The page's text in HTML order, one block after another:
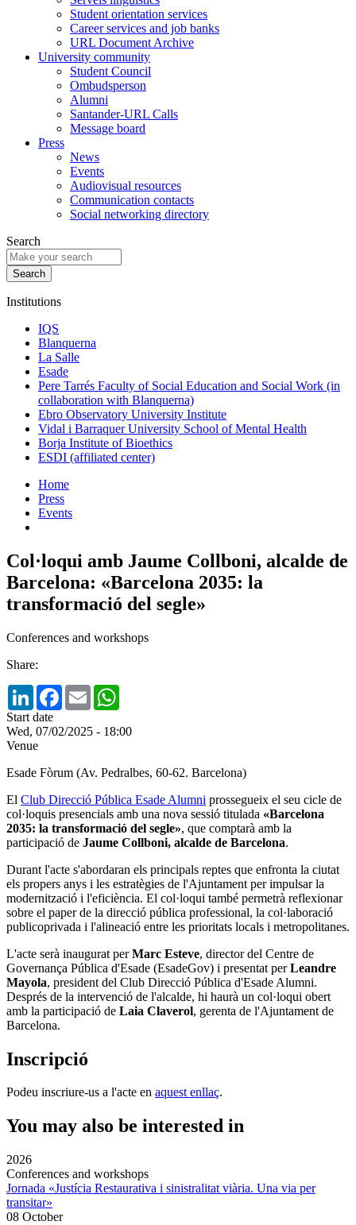
Student orientation services
Career services and job banks
URL Document Archive
University community
Student Council
Ombudsperson
Alumni
Santander-URL Calls
Message board
Press
News
Events
Audiovisual resources
Communication contacts
Social networking directory
Search
Institutions
IQS
Blanquerna
La Salle
Esade
Pere Tarrés Faculty of Social Education and Social Work (in
collaboration with Blanquerna)
Ebro Observatory University Institute
Vidal i Barraquer University School of Mental Health
Borja Institute of Bioethics
ESDI (affiliated center)
Home
Press
Events
Col·loqui amb Jaume Collboni, alcalde de
Barcelona: «Barcelona 2035: la
transformació del segle»
Conferences and workshops
Share:
LinkedInFacebook
Email
Start date
Wed, 07/02/2025 - 18:00
Venue
Esade Fòrum (Av. Pedralbes, 60-62. Barcelona)
El Club Direcció Pública Esade Alumni prossegueix el seu cicle de
col·loquis presencials amb una nova sessió titulada «Barcelona
2035: la transformació del segle», que comptarà amb la
participació de Jaume Collboni, alcalde de Barcelona.
Durant l'acte s'abordaran els principals reptes que enfronta la ciutat
els propers anys i les estratègies de l'Ajuntament per impulsar la
modernització i l'eficiència. El col·loqui també permetrà reflexionar
sobre el paper de la direcció pública professional, la col·laboració
publicoprivada i l'alineació entre les prioritats locals i metropolitanes.
L'acte serà inaugurat perMarc Esteve, director del Centre de
Governança Pública d'Esade (EsadeGov) i presentat perLeandre
Mayola, president del Club Direcció Pública d'Esade Alumni.
Després de la intervenció de l'alcalde, hi haurà un col·loqui obert
amb la participació de Laia Claverol, gerenta de l'Ajuntament de
Barcelona.
Inscripció
Podeu inscriure-us a l'acte en aquest enllaç.
You may also be interested in
2026
Conferences and workshops
Jornada «Justícia Restaurativa i sinistralitat viària. Una via per
transitar»
08 October